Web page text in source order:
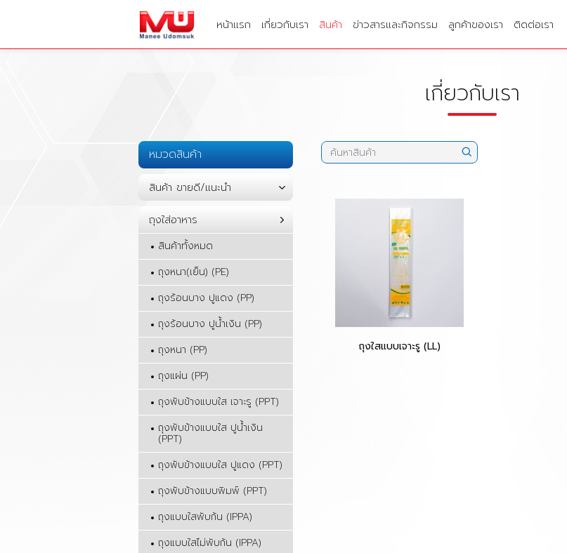
หน้าแรก เกี่ยวกับเรา สินค้า ข่าวสารและกิจกรรม ลูกค้าของเรา ติดต่อเรา
เกี่ยวกับเรา
หมวดสินค้า
สินค้า ขายดี/แนะนำ
ถุงใส่อาหาร
สินค้าทั้งหมด
ถุงหนา(เย็น) (PE)
ถุงร้อนบาง ปูแดง (PP)
ถุงร้อนบาง ปูน้ำเงิน (PP)
ถุงหนา (PP)
ถุงแผ่น (PP)
ถุงพับข้างแบบใส เจาะรู (PPT)
ถุงพับข้างแบบใส ปูน้ำเงิน
(PPT)
ถุงพับข้างแบบใส ปูแดง (PPT)
ถุงพับข้างแบบพิมพ์ (PPT)
ถุงแบบใสพับก้น (IPPA)
ถุงแบบใสไม่พับก้น (IPPA)
ถุงใสแบบเจาะรู (LL)